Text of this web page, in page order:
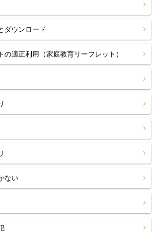
ダウンロード
の適正利用（家庭教育リーフレット）
ない